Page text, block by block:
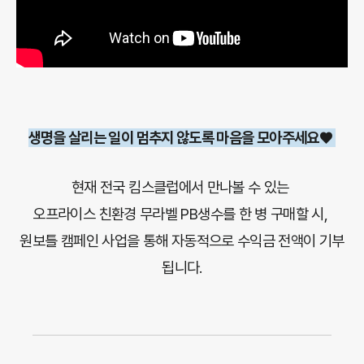
생명을 살리는 일이 멈추지 않도록 마음을 모아주세요♥
현재 전국 킴스클럽에서 만나볼 수 있는
오프라이스 친환경 무라벨 PB생수를 한 병 구매할 시,
원보틀 캠페인 사업을 통해 자동적으로 수익금 전액이 기부
됩니다.